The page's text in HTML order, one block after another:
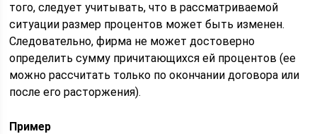
того, следует учитывать, что в рассматриваемой
ситуации размер процентов может быть изменен.
Следовательно, фирма не может достоверно
определить сумму причитающихся ей процентов (ее
можно рассчитать только по окончании договора или
после его расторжения).
Пример